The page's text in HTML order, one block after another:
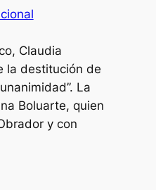
Claudia
la destitución de
La
Boluarte, quien
y con